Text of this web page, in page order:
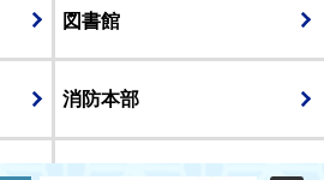
図書館
消防本部